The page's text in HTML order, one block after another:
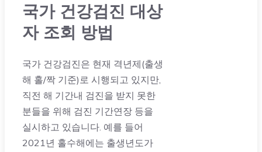
국가 건강검진 대상
자 조회 방법
국가 건강검진은 현재 격년제(출생
해 홀/짝 기준)로 시행되고 있지만,
직전 해 기간내 검진을 받지 못한
분들을 위해 검진 기간연장 등을
실시하고 있습니다. 예를 들어
2021년 홀수해에는 출생년도가